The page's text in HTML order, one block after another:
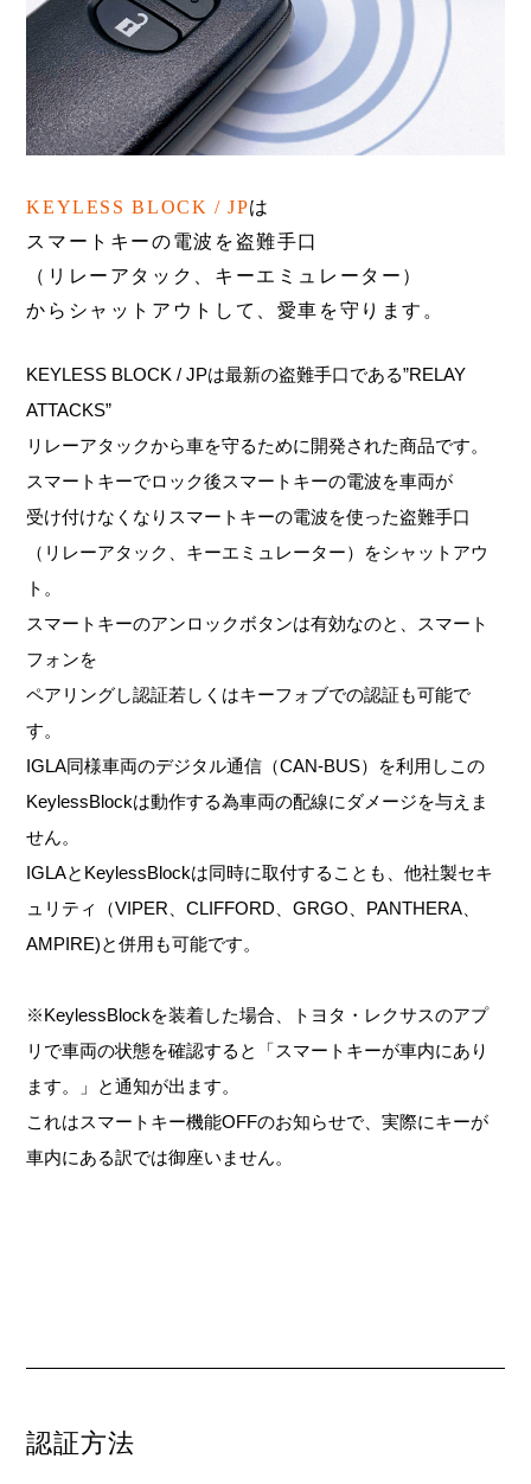
KEYLESS BLOCK / JPは
スマートキーの電波を盗難手口
（リレーアタック、キーエミュレーター）
からシャットアウトして、愛車を守ります。
KEYLESS BLOCK / JPは最新の盗難手口である”RELAY
ATTACKS”
リレーアタックから車を守るために開発された商品です。
スマートキーでロック後スマートキーの電波を車両が
受け付けなくなりスマートキーの電波を使った盗難手口
（リレーアタック、キーエミュレーター）をシャットアウ
ト。
スマートキーのアンロックボタンは有効なのと、スマート
フォンを
ペアリングし認証若しくはキーフォブでの認証も可能で
す。
IGLA同様車両のデジタル通信（CAN-BUS）を利用しこの
KeylessBlockは動作する為車両の配線にダメージを与えま
せん。
IGLAとKeylessBlockは同時に取付することも、他社製セキ
ュリティ（VIPER、CLIFFORD、GRGO、PANTHERA、
AMPIRE)と併用も可能です。
※KeylessBlockを装着した場合、トヨタ・レクサスのアプ
リで車両の状態を確認すると「スマートキーが車内にあり
ます。」と通知が出ます。
これはスマートキー機能OFFのお知らせで、実際にキーが
車内にある訳では御座いません。
認証方法